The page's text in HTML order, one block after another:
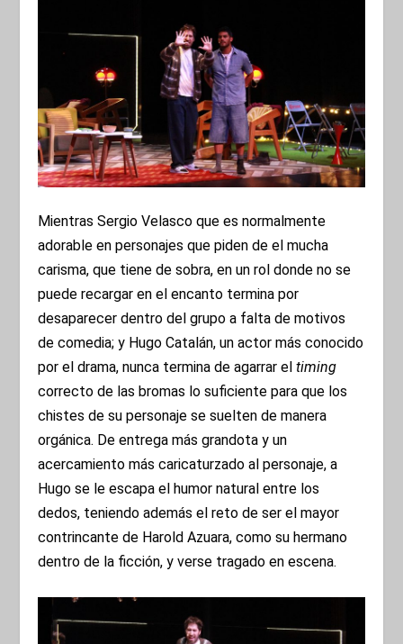
Mientras Sergio Velasco que es normalmente
adorable en personajes que piden de el mucha
carisma, que tiene de sobra, en un rol donde no se
puede recargar en el encanto termina por
desaparecer dentro del grupo a falta de motivos
de comedia; y Hugo Catalán, un actor más conocido
por el drama, nunca termina de agarrar eltiming
correcto de las bromas lo suficiente para que los
chistes de su personaje se suelten de manera
orgánica. De entrega más grandota y un
acercamiento más caricaturzado al personaje, a
Hugo se le escapa el humor natural entre los
dedos, teniendo además el reto de ser el mayor
contrincante de Harold Azuara, como su hermano
dentro de la ficción, y verse tragado en escena.